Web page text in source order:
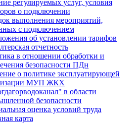
регулируемых услуг, условия
о подключении
выполнения мероприятий,
с подключением
об установлении тарифов
отчетность
в отношении обработки и
безопасности ПДн
о политике эксплуатирующей
МУП ЖКХ
в области
безопасности
оценка условий труда
карта